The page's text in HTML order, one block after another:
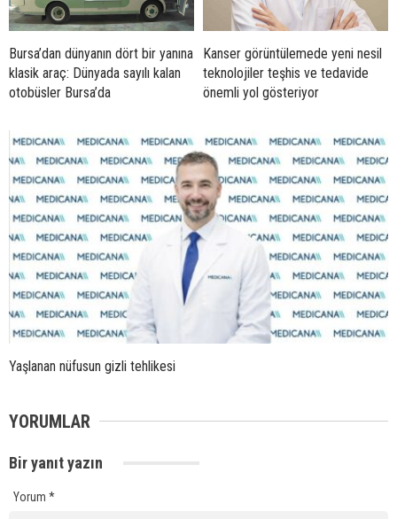
Bursa’dan dünyanın dört bir yanına
klasik araç: Dünyada sayılı kalan
otobüsler Bursa’da
Kanser görüntülemede yeni nesil
teknolojiler teşhis ve tedavide
önemli yol gösteriyor
Yaşlanan nüfusun gizli tehlikesi
YORUMLAR
Bir yanıt yazın
Yorum *